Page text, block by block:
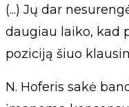
(...) Jų dar
daugiau laiko, kad
poziciją šiuo
N. Hoferis sakė